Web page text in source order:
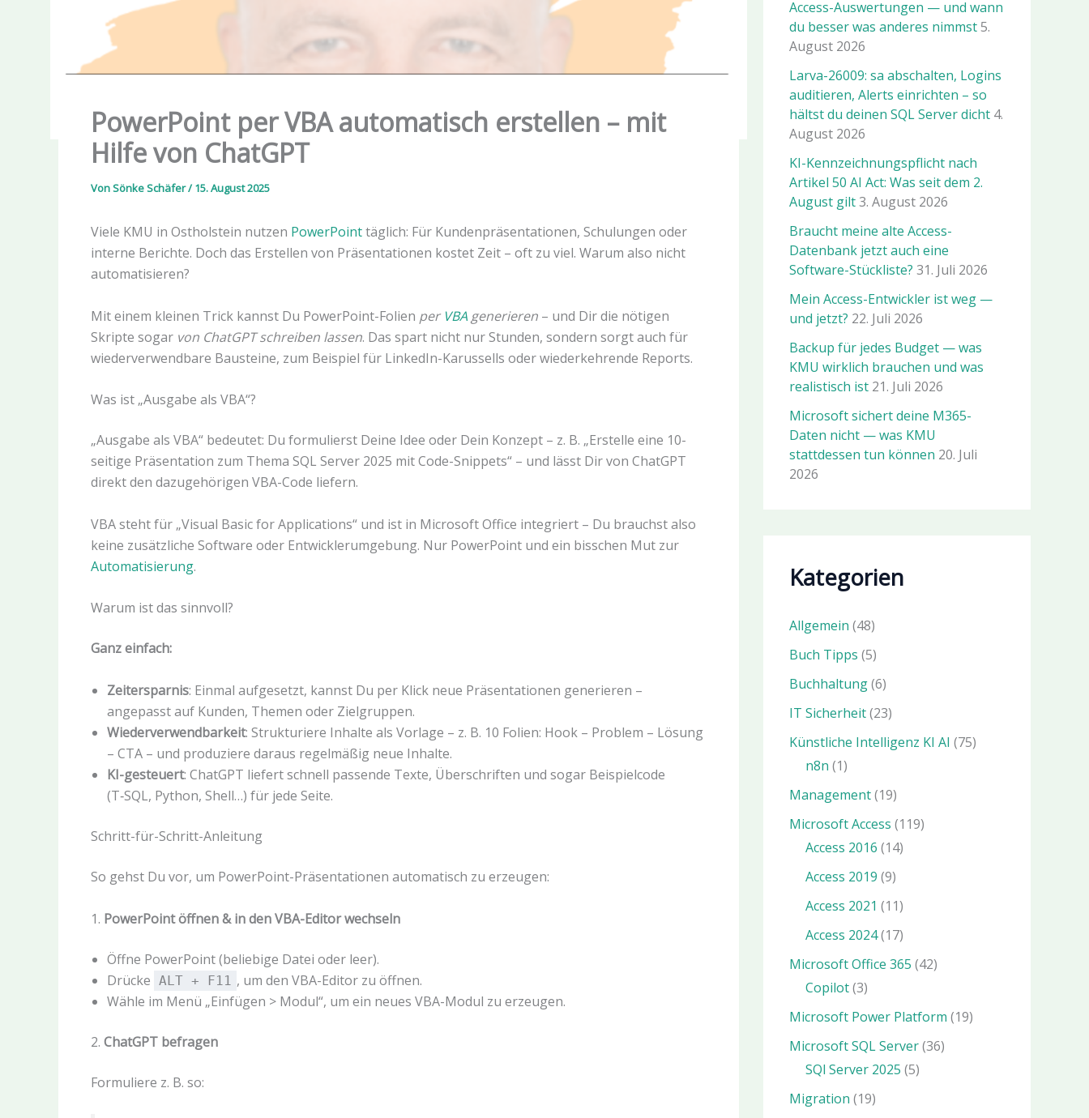
PowerPoint per VBA automatisch erstellen – mit
Hilfe von ChatGPT
VonSönke Schäfer/ 15. August 2025
Viele KMU in Ostholstein nutzen PowerPointtäglich: Für Kundenpräsentationen, Schulungen oder
interne Berichte. Doch das Erstellen von Präsentationen kostet Zeit – oft zu viel. Warum also nicht
automatisieren?
Mit einem kleinen Trick kannst Du PowerPoint-Folien per VBA generieren – und Dir die nötigen
Skripte sogar von ChatGPT schreiben lassen. Das spart nicht nur Stunden, sondern sorgt auch für
wiederverwendbare Bausteine, zum Beispiel für LinkedIn-Karussells oder wiederkehrende Reports.
Was ist „Ausgabe als VBA“?
„Ausgabe als VBA“ bedeutet: Du formulierst Deine Idee oder Dein Konzept – z. B. „Erstelle eine 10-
seitige Präsentation zum Thema SQL Server 2025 mit Code-Snippets“ – und lässt Dir von ChatGPT
direkt den dazugehörigen VBA-Code liefern.
VBA steht für „Visual Basic for Applications“ und ist in Microsoft Office integriert – Du brauchst also
keine zusätzliche Software oder Entwicklerumgebung. Nur PowerPoint und ein bisschen Mut zur
Automatisierung.
Warum ist das sinnvoll?
Ganz einfach:
Zeitersparnis: Einmal aufgesetzt, kannst Du per Klick neue Präsentationen generieren –
angepasst auf Kunden, Themen oder Zielgruppen.
Wiederverwendbarkeit: Strukturiere Inhalte als Vorlage – z. B. 10 Folien: Hook – Problem – Lösung
– CTA – und produziere daraus regelmäßig neue Inhalte.
KI-gesteuert: ChatGPT liefert schnell passende Texte, Überschriften und sogar Beispielcode
(T‑SQL, Python, Shell…) für jede Seite.
Schritt-für-Schritt-Anleitung
So gehst Du vor, um PowerPoint-Präsentationen automatisch zu erzeugen:
1. PowerPoint öffnen & in den VBA-Editor wechseln
Öffne PowerPoint (beliebige Datei oder leer).
Drücke ALT + F11 , um den VBA-Editor zu öffnen.
Wähle im Menü „Einfügen > Modul“, um ein neues VBA-Modul zu erzeugen.
2. ChatGPT befragen
Formuliere z. B. so:
Access-Auswertungen — und wann
du besser was anderes nimmst5.
August 2026
Larva-26009: sa abschalten, Logins
auditieren, Alerts einrichten – so
hältst du deinen SQL Server dicht 4.
August 2026
KI-Kennzeichnungspflicht nach
Artikel 50 AI Act: Was seit dem 2.
August gilt3. August 2026
Braucht meine alte Access-
Datenbank jetzt auch eine
Software-Stückliste? 31. Juli 2026
Mein Access-Entwickler ist weg —
und jetzt? 22. Juli 2026
Backup für jedes Budget — was
KMU wirklich brauchen und was
realistisch ist 21. Juli 2026
Microsoft sichert deine M365-
Daten nicht — was KMU
stattdessen tun können 20. Juli
2026
Kategorien
Allgemein (48)
Buch Tipps (5)
Buchhaltung(6)
IT Sicherheit(23)
Künstliche Intelligenz KI AI (75)
n8n (1)
Management(19)
Microsoft Access (119)
Access 2016 (14)
Access 2019 (9)
Access 2021 (11)
Access 2024(17)
Microsoft Office 365 (42)
Copilot(3)
Microsoft Power Platform (19)
Microsoft SQL Server(36)
SQl Server 2025 (5)
Migration (19)